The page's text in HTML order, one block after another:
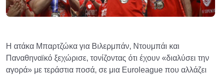
Η ατάκα Μπαρτζώκα για Βιλερμπάν, Ντουμπάι και
Παναθηναϊκό ξεχώρισε, τονίζοντας ότι έχουν «διαλύσει την
αγορά» με τεράστια ποσά, σε μια Euroleague που αλλάζει